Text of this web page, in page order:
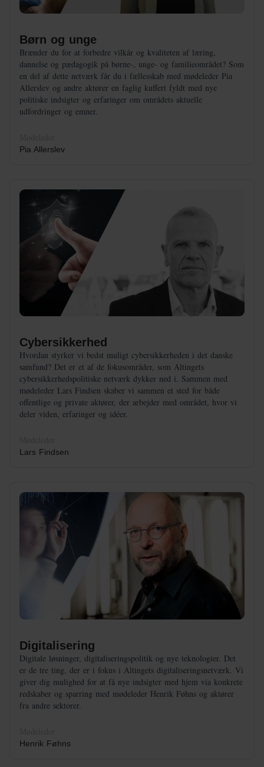
Børn og unge
Brænder du for at forbedre vilkår og kvaliteten af læring,
dannelse og pædagogik på børne-, unge- og familieområdet? Som
en del af dette netværk får du i fællesskab med mødeleder Pia
Allerslev og andre aktører en faglig kuffert fyldt med nye
politiske indsigter og erfaringer om områdets aktuelle
udfordringer og emner.
Pia Allerslev
Cybersikkerhed
Hvordan styrker vi bedst muligt cybersikkerheden i det danske
samfund? Det er et af de fokusområder, som Altingets
cybersikkerhedspolitiske netværk dykker ned i. Sammen med
mødeleder Lars Findsen skaber vi sammen et sted for både
offentlige og private aktører, der arbejder med området, hvor vi
deler viden, erfaringer og idéer.
Lars Findsen
Digitalisering
Digitale løsninger, digitaliseringspolitik og nye teknologier. Det
er de tre ting, der er i fokus i Altingets digitaliseringsnetværk. Vi
giver dig mulighed for at få nye indsigter med hjem via konkrete
redskaber og sparring med mødeleder Henrik Føhns og aktører
fra andre sektorer.
Henrik Føhns